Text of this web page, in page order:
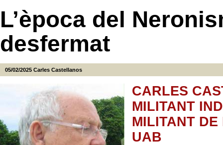
L’època del
desfermat
05/02/2025 Carles Castellanos
CARLES
MILITANT
MILITANT
UAB